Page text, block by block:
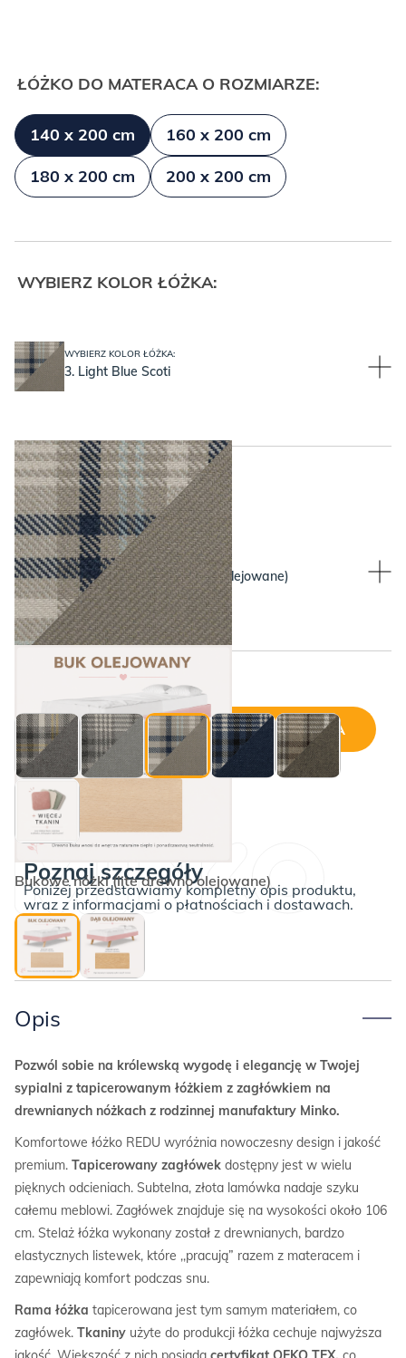
ŁÓŻKO DO MATERACA O ROZMIARZE:
140 x 200 cm
160 x 200 cm
180 x 200 cm
200 x 200 cm
WYBIERZ KOLOR ŁÓŻKA:
WYBIERZ KOLOR ŁÓŻKA:
3. Light Blue Scoti
3. Light Blue Scoti
WYBIERZ KOLOR NÓŻEK:
WYBIERZ KOLOR NÓŻEK:
Bukowe nóżki (lite drewno olejowane)
Bukowe nóżki (lite drewno olejowane)
Cena wybranej konfiguracji:
ilość
Łóżko
REDU
DODAJ DO KOSZYKA
Poznaj szczegóły
Poniżej przedstawiamy kompletny opis produktu,
wraz z informacjami o płatnościach i dostawach.
Opis
Pozwól sobie na królewską wygodę i elegancję w Twojej
sypialni z tapicerowanym łóżkiem z zagłówkiem na
drewnianych nóżkach z rodzinnej manufaktury Minko.
Komfortowe łóżko REDU wyróżnia nowoczesny design i jakość
premium. Tapicerowany zagłówek dostępny jest w wielu
pięknych odcieniach. Subtelna, złota lamówka nadaje szyku
całemu meblowi. Zagłówek znajduje się na wysokości około 106
cm. Stelaż łóżka wykonany został z drewnianych, bardzo
elastycznych listewek, które ,,pracują” razem z materacem i
zapewniają komfort podczas snu.
Rama łóżka tapicerowana jest tym samym materiałem, co
zagłówek. Tkaniny użyte do produkcji łóżka cechuje najwyższa